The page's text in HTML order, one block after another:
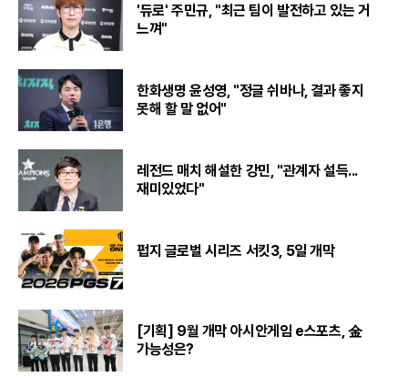
'듀로' 주민규, "최근 팀이 발전하고 있는 거
느껴"
한화생명 윤성영, "정글 쉬바나, 결과 좋지
못해 할 말 없어"
레전드 매치 해설한 강민, "관계자 설득...
재미있었다"
펍지 글로벌 시리즈 서킷3, 5일 개막
[기획] 9월 개막 아시안게임 e스포츠, 金
가능성은?